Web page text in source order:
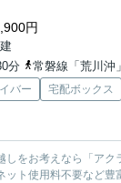
円
分
常磐線「荒川沖
バー 宅配ボックス
しをお考えなら「アク
ット使用料不要など豊